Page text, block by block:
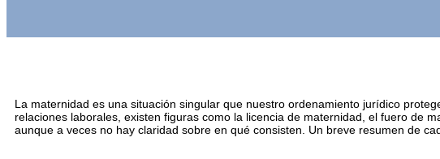
La maternidad es una situación singular que nuestro ordenamiento jurídico
relaciones laborales, existen figuras como la licencia de maternidad, el fuero de
aunque a veces no hay claridad sobre en qué consisten. Un breve resumen de